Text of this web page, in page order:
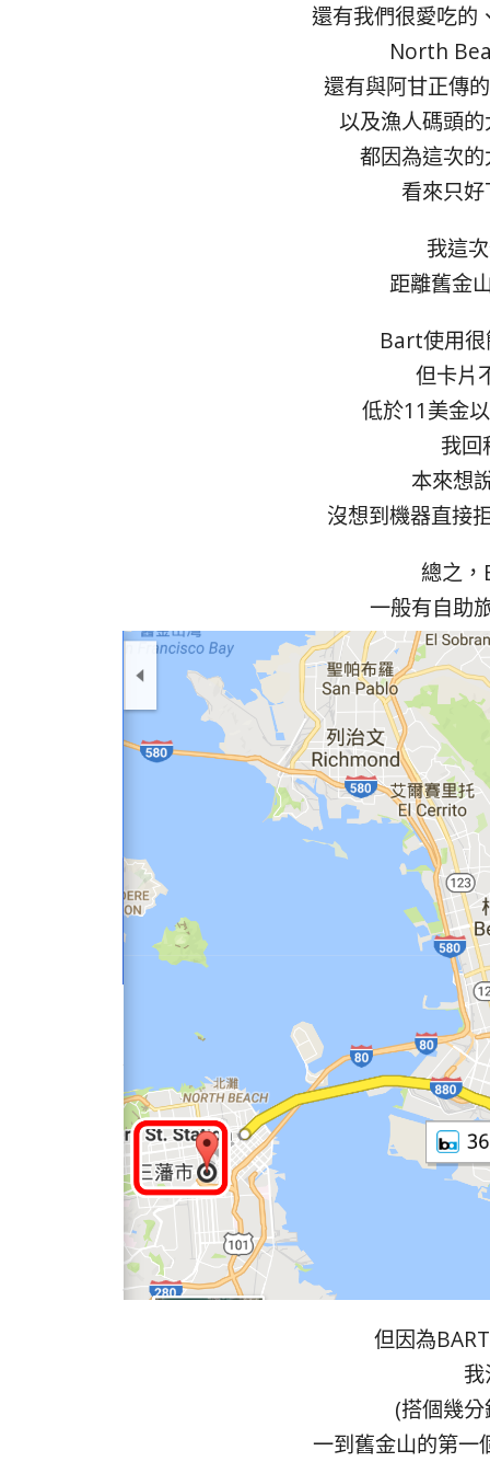
還有我們很愛吃的
North
還有與阿甘正傳
以及漁人碼頭
都因為這次
看來只
我這
距離舊金
Bart使用
但卡片
低於11美金
我回
本來想
沒想到機器直接
總之
一般有自助
但因為
(搭個幾
一到舊金山的第